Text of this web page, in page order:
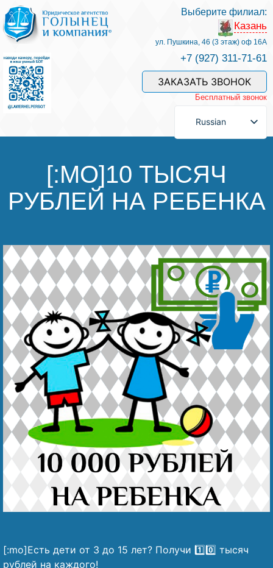
Услуги и наши специалисты
Оплата услуг
Задать вопрос
Отзывы
Наши победы
Видео о нас
Выберите филиал:
Казань
ул. Пушкина, 46 (3 этаж) оф 16А
+7 (927) 311-71-61
ЗАКАЗАТЬ ЗВОНОК
Бесплатный звонок
Russian
[:MO]10 ТЫСЯЧ
РУБЛЕЙ НА РЕБЕНКА
[:mo]Есть дети от 3 до 15 лет? Получи 1️⃣0️⃣ тысяч
рублей на каждого!